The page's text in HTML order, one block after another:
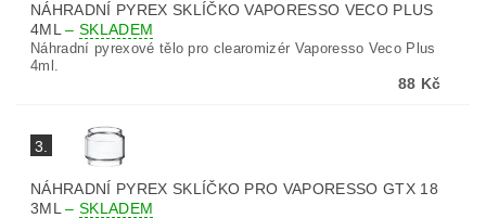
NÁHRADNÍ PYREX SKLÍČKO VAPORESSO VECO PLUS
4ML–SKLADEM
Náhradní pyrexové tělo pro clearomizér Vaporesso Veco Plus
4ml.
88 Kč
3.
NÁHRADNÍ PYREX SKLÍČKO PRO VAPORESSO GTX 18
3ML–SKLADEM